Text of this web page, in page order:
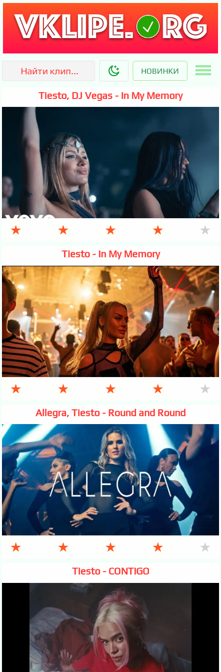
НОВИНКИ
Tiesto, DJ Vegas - In My Memory
★ ★ ★ ★ ★
Tiesto - In My Memory
★ ★ ★ ★ ★
Allegra, Tiesto - Round and Round
★ ★ ★ ★ ★
Tiesto - CONTIGO